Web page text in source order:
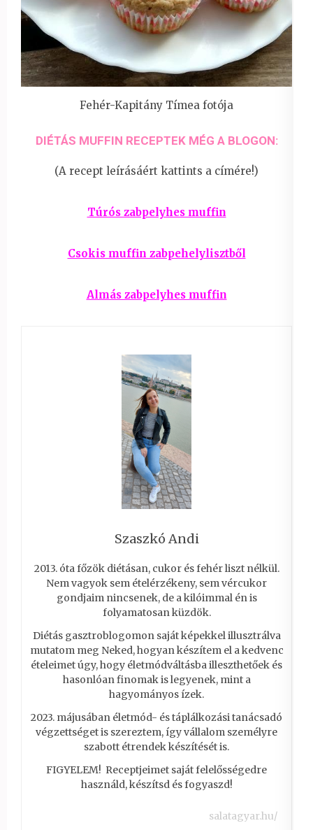
Fehér-Kapitány Tímea fotója
DIÉTÁS MUFFIN RECEPTEK MÉG A BLOGON:
(A recept leírásáért kattints a címére!)
Túrós zabpelyhes muffin
Csokis muffin zabpehelylisztből
Almás zabpelyhes muffin
Szaszkó Andi
2013. óta főzök diétásan, cukor és fehér liszt nélkül.
Nem vagyok sem ételérzékeny, sem vércukor
gondjaim nincsenek, de a kilóimmal én is
folyamatosan küzdök.
Diétás gasztroblogomon saját képekkel illusztrálva
mutatom meg Neked, hogyan készítem el a kedvenc
ételeimet úgy, hogy életmódváltásba illeszthetőek és
hasonlóan finomak is legyenek, mint a
hagyományos ízek.
2023. májusában életmód- és táplálkozási tanácsadó
végzettséget is szereztem, így vállalom személyre
szabott étrendek készítését is.
FIGYELEM! Receptjeimet saját felelősségedre
használd, készítsd és fogyaszd!
salatagyar.hu/